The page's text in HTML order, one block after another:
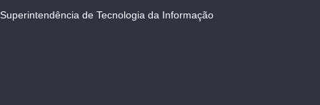
Superintendência de Tecnologia da Informação